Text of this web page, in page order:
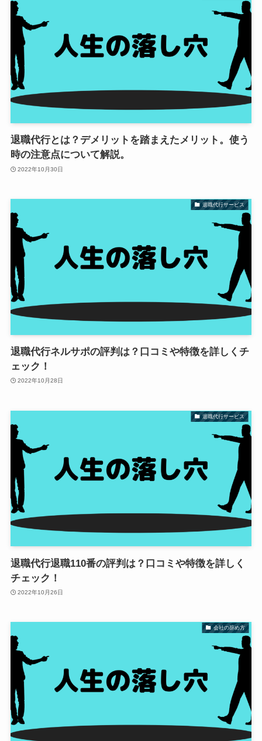
退職代行とは？デメリットを踏まえたメリット。使う
時の注意点について解説。
2022年10月30日
退職代行サービス
退職代行ネルサポの評判は？口コミや特徴を詳しくチ
ェック！
2022年10月28日
退職代行サービス
退職代行退職110番の評判は？口コミや特徴を詳しく
チェック！
2022年10月26日
会社の辞め方